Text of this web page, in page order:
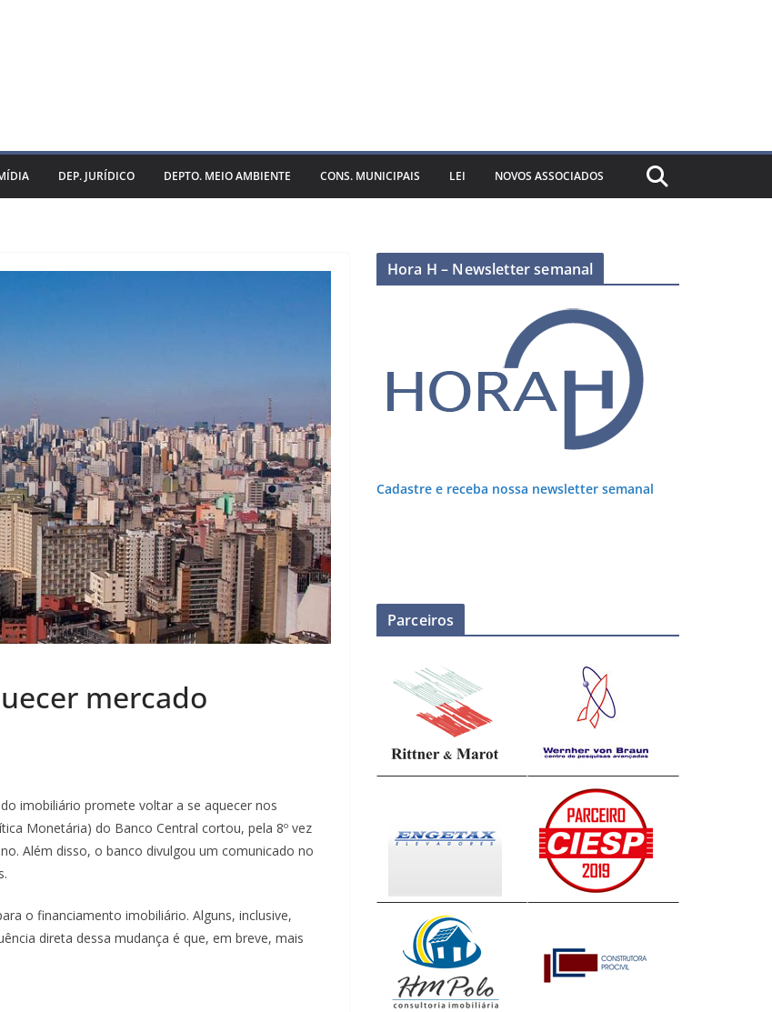
DEP. JURÍDICO DEPTO. MEIO AMBIENTE CONS. MUNICIPAIS LEI NOVOS ASSOCIADOS
mercado
imobiliário promete voltar a se aquecer nos
Monetária) do Banco Central cortou, pela 8º vez
Além disso, o banco divulgou um comunicado no
o financiamento imobiliário. Alguns, inclusive,
direta dessa mudança é que, em breve, mais
Hora H – Newsletter semanal
Cadastre e receba nossa newsletter semanal
Parceiros